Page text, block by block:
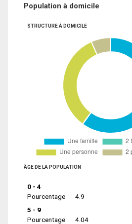
Population à domicile
STRUCTURE À DOMICILE
ÂGE DE LA POPULATION
0 - 4
Pourcentage
4.9
5 - 9
Pourcentage
4.04